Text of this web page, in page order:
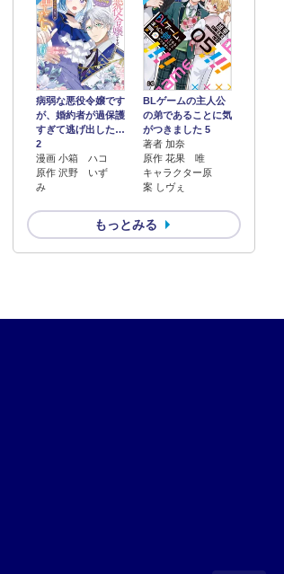
病弱な悪役令嬢です
が、婚約者が過保護
すぎて逃げ出した…
2
漫画 小箱 ハコ
原作 沢野 いず
み
BLゲームの主人公
の弟であることに気
がつきました 5
著者 加奈
原作 花果 唯
キャラクター原
案 しヴぇ
もっとみる